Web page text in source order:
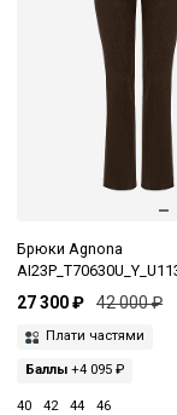
Брюки Agnona
27 300 ₽ 42 000 ₽
Плати частями
Баллы +4 095 ₽
40 42 44 46